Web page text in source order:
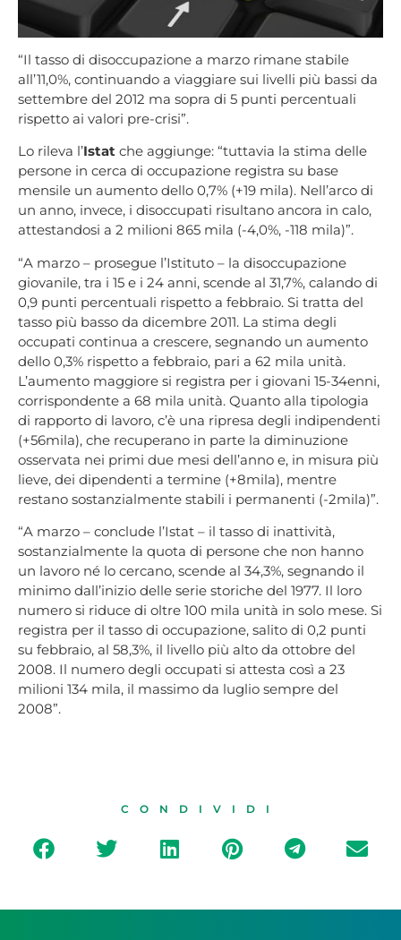
“Il tasso di disoccupazione a marzo rimane stabile
all’11,0%, continuando a viaggiare sui livelli più bassi da
settembre del 2012 ma sopra di 5 punti percentuali
rispetto ai valori pre-crisi”.
Lo rileva l’Istat che aggiunge: “tuttavia la stima delle
persone in cerca di occupazione registra su base
mensile un aumento dello 0,7% (+19 mila). Nell’arco di
un anno, invece, i disoccupati risultano ancora in calo,
attestandosi a 2 milioni 865 mila (-4,0%, -118 mila)”.
“A marzo – prosegue l’Istituto – la disoccupazione
giovanile, tra i 15 e i 24 anni, scende al 31,7%, calando di
0,9 punti percentuali rispetto a febbraio. Si tratta del
tasso più basso da dicembre 2011. La stima degli
occupati continua a crescere, segnando un aumento
dello 0,3% rispetto a febbraio, pari a 62 mila unità.
L’aumento maggiore si registra per i giovani 15-34enni,
corrispondente a 68 mila unità. Quanto alla tipologia
di rapporto di lavoro, c’è una ripresa degli indipendenti
(+56mila), che recuperano in parte la diminuzione
osservata nei primi due mesi dell’anno e, in misura più
lieve, dei dipendenti a termine (+8mila), mentre
restano sostanzialmente stabili i permanenti (-2mila)”.
“A marzo – conclude l’Istat – il tasso di inattività,
sostanzialmente la quota di persone che non hanno
un lavoro né lo cercano, scende al 34,3%, segnando il
minimo dall’inizio delle serie storiche del 1977. Il loro
numero si riduce di oltre 100 mila unità in solo mese. Si
registra per il tasso di occupazione, salito di 0,2 punti
su febbraio, al 58,3%, il livello più alto da ottobre del
2008. Il numero degli occupati si attesta così a 23
milioni 134 mila, il massimo da luglio sempre del
2008”.
CONDIVIDI